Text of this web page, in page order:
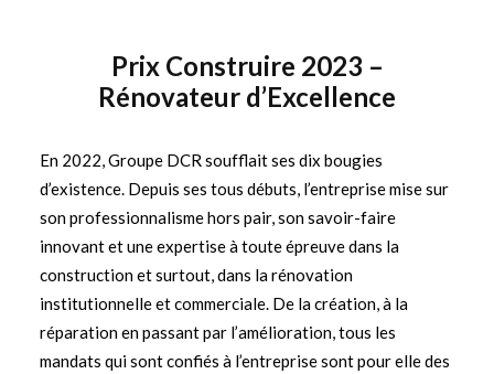
NOUS JOINDRE
Prix Construire 2023 –
Rénovateur d’Excellence
En 2022, Groupe DCR soufflait ses dix bougies
d’existence. Depuis ses tous débuts, l’entreprise mise sur
son professionnalisme hors pair, son savoir-faire
innovant et une expertise à toute épreuve dans la
construction et surtout, dans la rénovation
institutionnelle et commerciale. De la création, à la
réparation en passant par l’amélioration, tous les
mandats qui sont confiés à l’entreprise sont pour elle des